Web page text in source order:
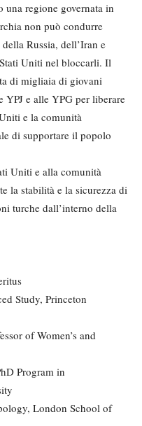
una regione governata in
non può condurre
Russia, dell’Iran e
Uniti nel bloccarli. Il
di migliaia di giovani
e alle YPG per liberare
e la comunità
di supportare il popolo
Uniti e alla comunità
la stabilità e la sicurezza di
turche dall’interno della
Study, Princeton
of Women’s and
Program in
London School of